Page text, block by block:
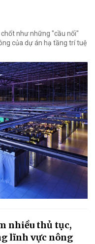
như những "cầu nối"
của dự án hạ tầng trí tuệ
nhiều thủ tục,
lĩnh vực nông